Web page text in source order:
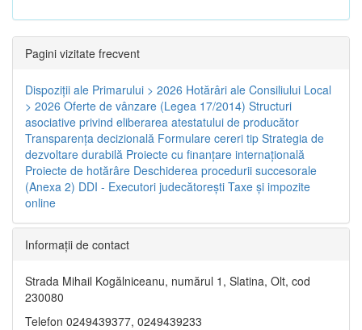
Pagini vizitate frecvent
Dispoziţii ale Primarului > 2026 Hotărâri ale Consiliului Local
> 2026 Oferte de vânzare (Legea 17/2014) Structuri
asociative privind eliberarea atestatului de producător
Transparenţa decizională Formulare cereri tip Strategia de
dezvoltare durabilă Proiecte cu finanţare internaţională
Proiecte de hotărâre Deschiderea procedurii succesorale
(Anexa 2) DDI - Executori judecătorești Taxe şi impozite
online
Informaţii de contact
Strada Mihail Kogălniceanu, numărul 1, Slatina, Olt, cod
230080
Telefon 0249439377, 0249439233